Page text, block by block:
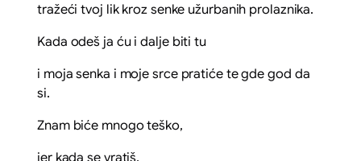
tražeći tvoj lik kroz senke užurbanih prolaznika.
Kada odeš ja ću i dalje biti tu
i moja senka i moje srce pratiće te gde god da
si.
Znam biće mnogo teško,
jer kada se vratiš,